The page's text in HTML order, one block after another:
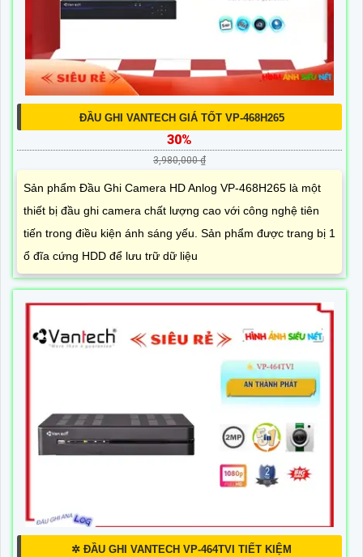
ĐẦU GHI VANTECH GIÁ TỐT VP-468H265
30%
3,980,000 ₫
Sản phẩm Đầu Ghi Camera HD Anlog VP-468H265 là một
thiết bị đầu ghi camera chất lượng cao với công nghệ tiên
tiến trong điều kiện ánh sáng yếu. Sản phẩm được trang bị 1
ổ đĩa cứng HDD để lưu trữ dữ liệu
✲ ĐẦU GHI VANTECH VP-464TVI TIẾT KIỆM